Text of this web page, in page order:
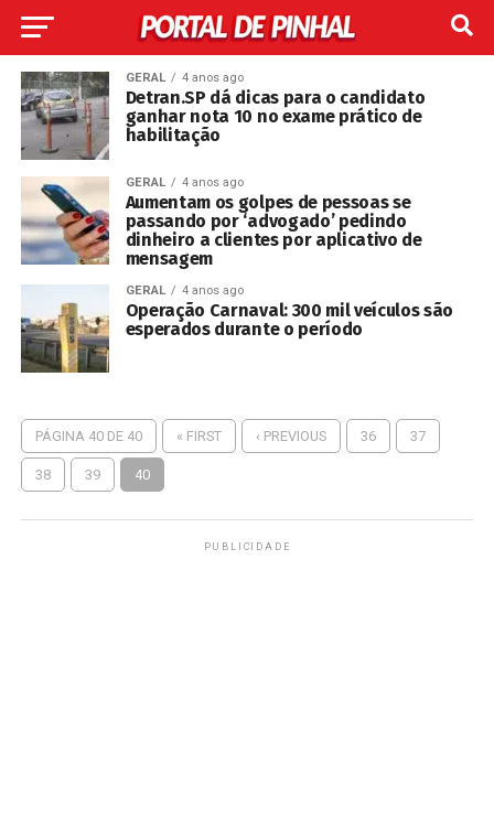
GERAL 4 anos ago
Detran.SP dá dicas para o candidato
ganhar nota 10 no exame prático de
habilitação
GERAL 4 anos ago
Aumentam os golpes de pessoas se
passando por ‘advogado’ pedindo
dinheiro a clientes por aplicativo de
mensagem
GERAL 4 anos ago
Operação Carnaval: 300 mil veículos são
esperados durante o período
PÁGINA 40 DE 40 « FIRST ‹ PREVIOUS 36 37
38 39 40
PUBLICIDADE